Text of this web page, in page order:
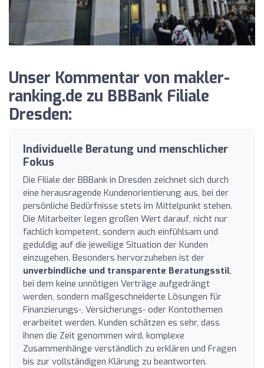
Unser Kommentar von makler-
ranking.de zu BBBank Filiale
Dresden:
Individuelle Beratung und menschlicher
Fokus
Die Filiale der BBBank in Dresden zeichnet sich durch
eine herausragende Kundenorientierung aus, bei der
persönliche Bedürfnisse stets im Mittelpunkt stehen.
Die Mitarbeiter legen großen Wert darauf, nicht nur
fachlich kompetent, sondern auch einfühlsam und
geduldig auf die jeweilige Situation der Kunden
einzugehen. Besonders hervorzuheben ist der
unverbindliche und transparente Beratungsstil,
bei dem keine unnötigen Verträge aufgedrängt
werden, sondern maßgeschneiderte Lösungen für
Finanzierungs-, Versicherungs- oder Kontothemen
erarbeitet werden. Kunden schätzen es sehr, dass
ihnen die Zeit genommen wird, komplexe
Zusammenhänge verständlich zu erklären und Fragen
bis zur vollständigen Klärung zu beantworten.